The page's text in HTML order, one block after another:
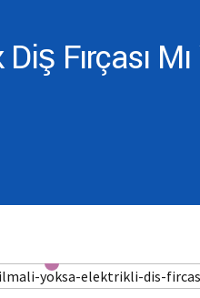
Fırçası